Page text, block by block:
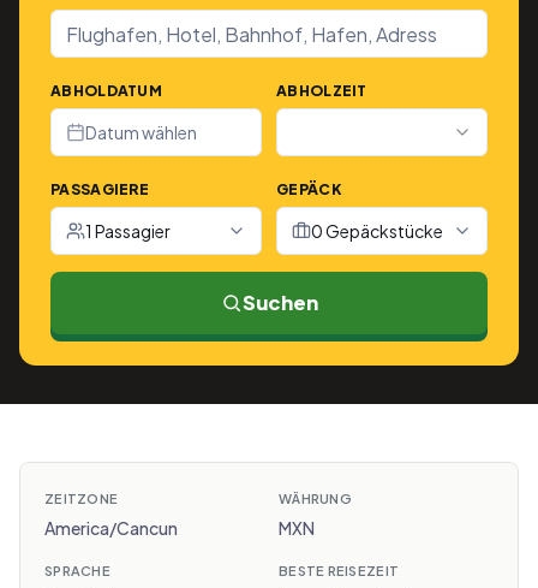
ABHOLDATUM
Datum wählen
ABHOLZEIT
PASSAGIERE
1 Passagier
GEPÄCK
0 Gepäckstücke
Suchen
ZEITZONE
America/Cancun
WÄHRUNG
MXN
SPRACHE BESTE REISEZEIT